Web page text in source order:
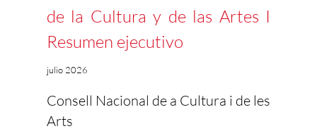
de la Cultura y de las Artes I
Resumen ejecutivo
julio 2026
Consell Nacional de a Cultura i de les
Arts